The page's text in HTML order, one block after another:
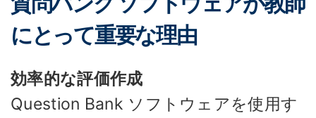
にとって重要な理由
効率的な評価作成
Question Bank ソフトウェアを使用す